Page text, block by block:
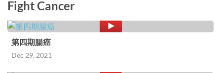
Fight Cancer
第四期腸癌
Dec 29, 2021